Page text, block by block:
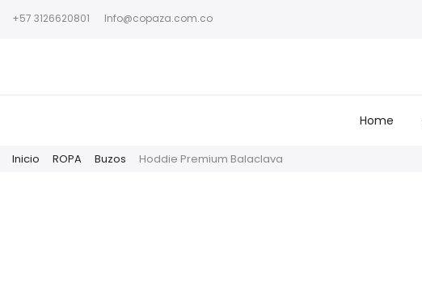
+57 3126620801 Info@copaza.com.co
Home
Inicio ROPA Buzos Hoddie Premium Balaclava